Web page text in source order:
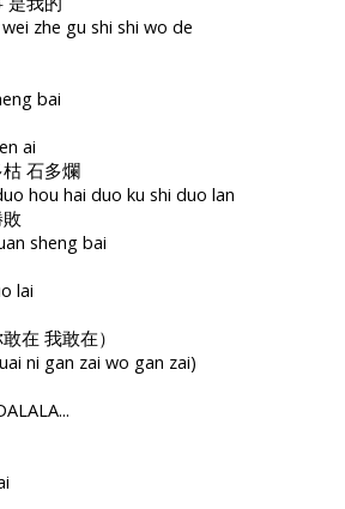
zhe gu shi shi wo de
bai
ai
石多爛
hou hai duo ku shi duo lan
sheng bai
lai
在 我敢在）
ni gan zai wo gan zai)